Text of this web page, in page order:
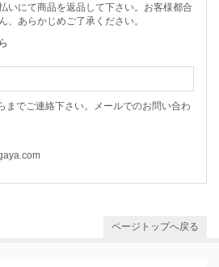
いにて商品を返品して下さい。お客様都合
、あらかじめご了承ください。
までご連絡下さい。メールでのお問い合わ
ページトップへ戻る